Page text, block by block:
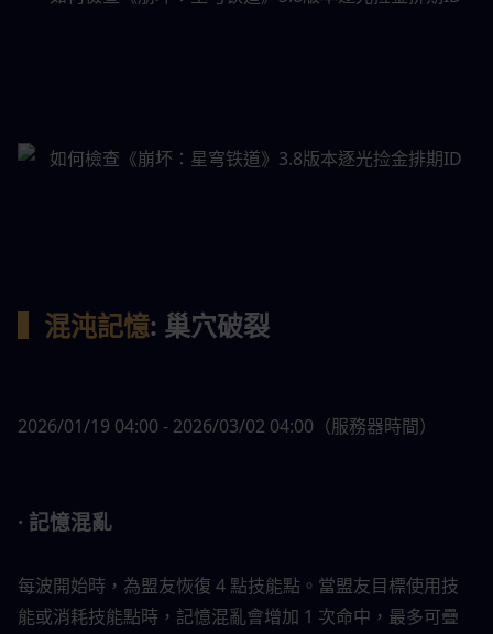
▍混沌記憶: 巢穴破裂
2026/01/19 04:00 - 2026/03/02 04:00（服務器時間）
· 記憶混亂
每波開始時，為盟友恢復 4 點技能點。當盟友目標使用技
能或消耗技能點時，記憶混亂會增加 1 次命中，最多可疊